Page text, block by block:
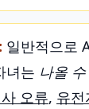
일반적으로
녀는 나올
오류, 유전